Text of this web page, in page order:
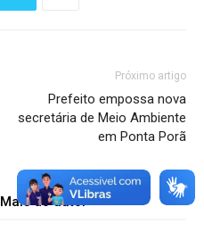
Próximo artigo
Prefeito empossa nova
secretária de Meio Ambiente
em Ponta Porã
Mais do autor